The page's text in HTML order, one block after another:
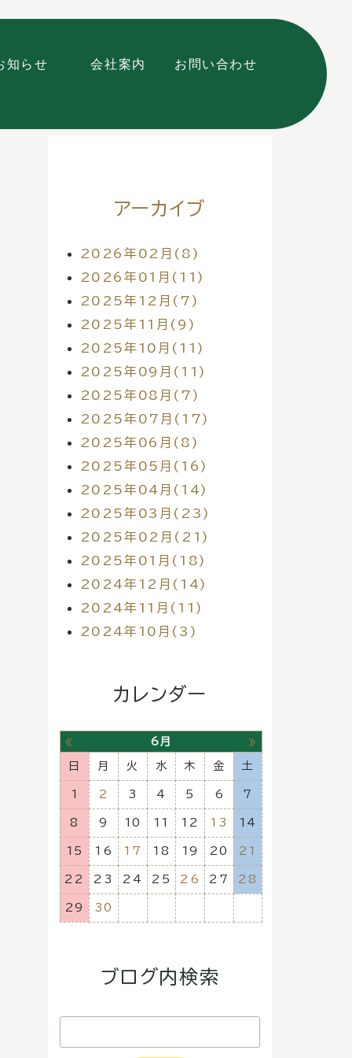
知らせ 会社案内 お問い合わせ
アーカイブ
2026年02月(8)
2026年01月(11)
2025年12月(7)
2025年11月(9)
2025年10月(11)
2025年09月(11)
2025年08月(7)
2025年07月(17)
2025年06月(8)
2025年05月(16)
2025年04月(14)
2025年03月(23)
2025年02月(21)
2025年01月(18)
2024年12月(14)
2024年11月(11)
2024年10月(3)
カレンダー
« 6月 »
日 月 火 水 木 金 土
1 2 3 4 5 6 7
8 9 10 11 12 13 14
15 16 17 18 19 20 21
22 23 24 25 26 27 28
29 30
ブログ内検索